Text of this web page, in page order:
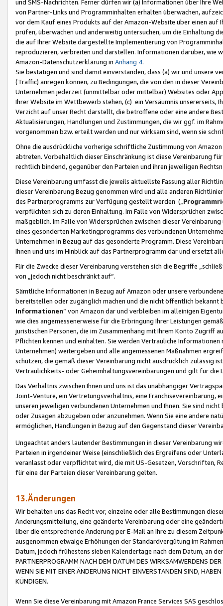
und SMS-Nachrichten. Ferner dürfen wir (a) Informationen über Ihre
von Partner-Links und Programminhalten erhalten überwachen,
vor dem Kauf eines Produkts auf der Amazon-Website über einen
prüfen, überwachen und anderweitig untersuchen, um die Einhaltung
die auf Ihrer Website dargestellte Implementierung von
reproduzieren, verbreiten und darstellen. Informationen darüber, wie
Amazon-Datenschutzerklärung in Anhang 4.
Sie bestätigen und sind damit einverstanden, dass (a) wir und
(Traffic) anregen können, zu Bedingungen, die von den in dieser
Unternehmen jederzeit (unmittelbar oder mittelbar) Websites oder
Ihrer Website im Wettbewerb stehen, (c) ein Versäumnis unsererseits,
Verzicht auf unser Recht darstellt, die betroffene oder eine andere
Aktualisierungen, Handlungen und Zustimmungen, die wir ggf. im
vorgenommen bzw. erteilt werden und nur wirksam sind, wenn sie
Ohne die ausdrückliche vorherige schriftliche Zustimmung von
abtreten. Vorbehaltlich dieser Einschränkung ist diese Vereinbarung
rechtlich bindend, gegenüber den Parteien und ihren jeweiligen
Diese Vereinbarung umfasst die jeweils aktuellste Fassung aller
dieser Vereinbarung Bezug genommen wird und alle anderen
des Partnerprogramms zur Verfügung gestellt werden („
verpflichten sich zu deren Einhaltung. Im Falle von Widersprüchen
maßgeblich. Im Falle von Widersprüchen zwischen dieser
eines gesonderten Marketingprogramms des verbundenen
Unternehmen in Bezug auf das gesonderte Programm. Diese
Ihnen und uns im Hinblick auf das Partnerprogramm dar und ersetzt
Für die Zwecke dieser Vereinbarung verstehen sich die Begriffe
von „jedoch nicht beschränkt auf“.
Sämtliche Informationen in Bezug auf Amazon oder unsere
bereitstellen oder zugänglich machen und die nicht öffentlich
Informationen“ von Amazon dar und verbleiben im alleinigen
wie dies angemessenerweise für die Erbringung Ihrer Leistungen
juristischen Personen, die im Zusammenhang mit Ihrem Konto
Pflichten kennen und einhalten. Sie werden Vertrauliche
Unternehmen) weitergeben und alle angemessenen Maßnahmen
schützen, die gemäß dieser Vereinbarung nicht ausdrücklich zulässig
Vertraulichkeits- oder Geheimhaltungsvereinbarungen und gilt für die
Das Verhältnis zwischen Ihnen und uns ist das unabhängiger
Joint-Venture, ein Vertretungsverhältnis, eine Franchisevereinbarung,
unseren jeweiligen verbundenen Unternehmen und Ihnen. Sie sind
oder Zusagen abzugeben oder anzunehmen. Wenn Sie eine andere
ermöglichen, Handlungen in Bezug auf den Gegenstand dieser
Ungeachtet anders lautender Bestimmungen in dieser Vereinbarung
Parteien in irgendeiner Weise (einschließlich des Ergreifens oder
veranlasst oder verpflichtet wird, die mit US-Gesetzen, Vorschriften,
für eine der Parteien dieser Vereinbarung gelten.
13.Änderungen
Wir behalten uns das Recht vor, einzelne oder alle Bestimmungen
Änderungsmitteilung, eine geänderte Vereinbarung oder eine
über die entsprechende Änderung per E-Mail an Ihre zu diesem
ausgenommen etwaige Erhöhungen der Standardvergütung im
Datum, jedoch frühestens sieben Kalendertage nach dem Datum, an
PARTNERPROGRAMM NACH DEM DATUM DES WIRKSAMWERDENS
WENN SIE MIT EINER ÄNDERUNG NICHT EINVERSTANDEN SIND,
KÜNDIGEN.
Wenn Sie diese Vereinbarung mit Amazon France Services SAS